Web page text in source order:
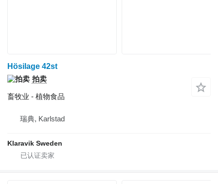
Hösilage 42st
拍卖
畜牧业 - 植物食品
瑞典, Karlstad
Klaravik Sweden